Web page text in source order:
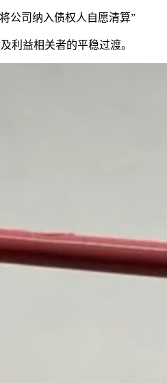
公司纳入债权人自愿清算”
利益相关者的平稳过渡。